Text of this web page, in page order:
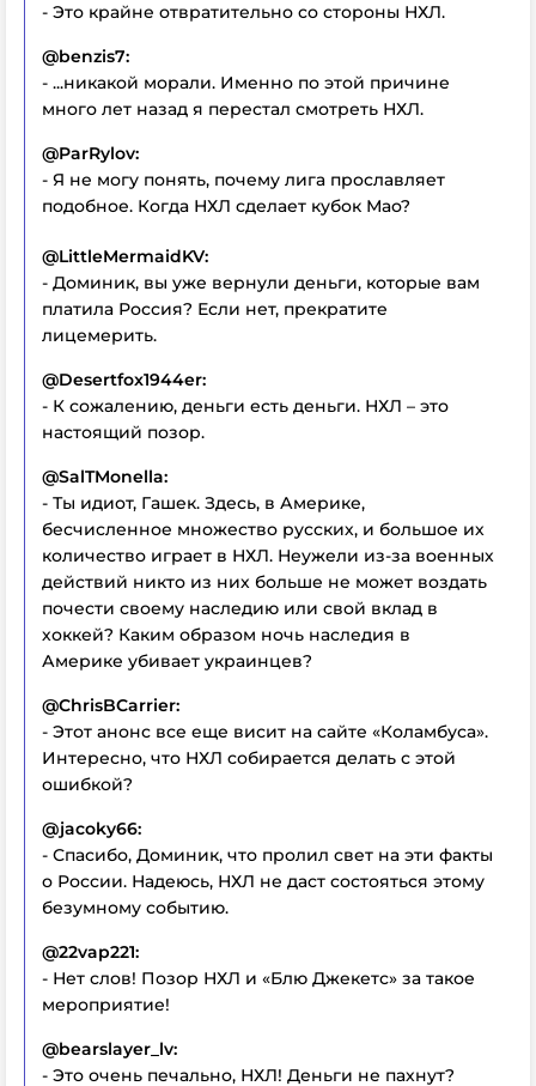
- Это крайне отвратительно со стороны НХЛ.
@benzis7:
- ...никакой морали. Именно по этой причине
много лет назад я перестал смотреть НХЛ.
@ParRylov:
- Я не могу понять, почему лига прославляет
подобное. Когда НХЛ сделает кубок Мао?
@LittleMermaidKV:
- Доминик, вы уже вернули деньги, которые вам
платила Россия? Если нет, прекратите
лицемерить.
@Desertfox1944er:
- К сожалению, деньги есть деньги. НХЛ – это
настоящий позор.
@SalTMonella:
- Ты идиот, Гашек. Здесь, в Америке,
бесчисленное множество русских, и большое их
количество играет в НХЛ. Неужели из-за военных
действий никто из них больше не может воздать
почести своему наследию или свой вклад в
хоккей? Каким образом ночь наследия в
Америке убивает украинцев?
@ChrisBCarrier:
- Этот анонс все еще висит на сайте «Коламбуса».
Интересно, что НХЛ собирается делать с этой
ошибкой?
@jacoky66:
- Спасибо, Доминик, что пролил свет на эти факты
о России. Надеюсь, НХЛ не даст состояться этому
безумному событию.
@22vap221:
- Нет слов! Позор НХЛ и «Блю Джекетс» за такое
мероприятие!
@bearslayer_lv:
- Это очень печально, НХЛ! Деньги не пахнут?